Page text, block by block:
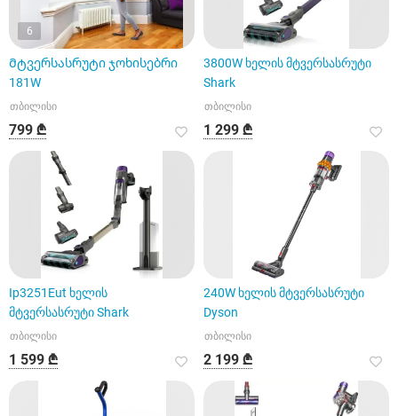
6
Მტვერსასრუტი ჯოხისებრი
181W
თბილისი
799 ₾
3800W ხელის მტვერსასრუტი
Shark
თბილისი
1 299 ₾
Ip3251Eut ხელის
მტვერსასრუტი Shark
თბილისი
1 599 ₾
240W ხელის მტვერსასრუტი
Dyson
თბილისი
2 199 ₾